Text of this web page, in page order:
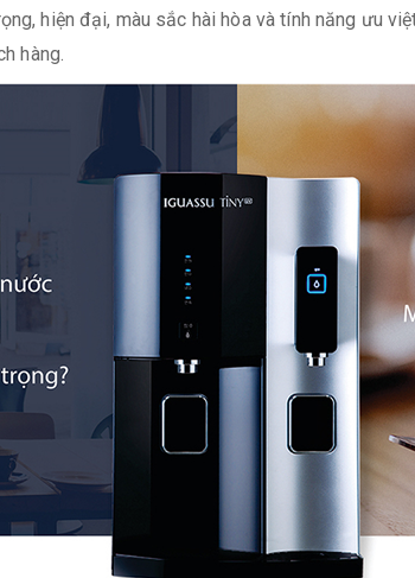
hiện đại, màu sắc hài hòa và tính năng ưu
hàng.